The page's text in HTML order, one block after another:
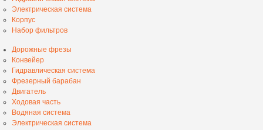
Электрическая система
Корпус
Набор фильтров
Дорожные фрезы
Конвейер
Гидравлическая система
Фрезерный барабан
Двигатель
Ходовая часть
Водяная система
Электрическая система